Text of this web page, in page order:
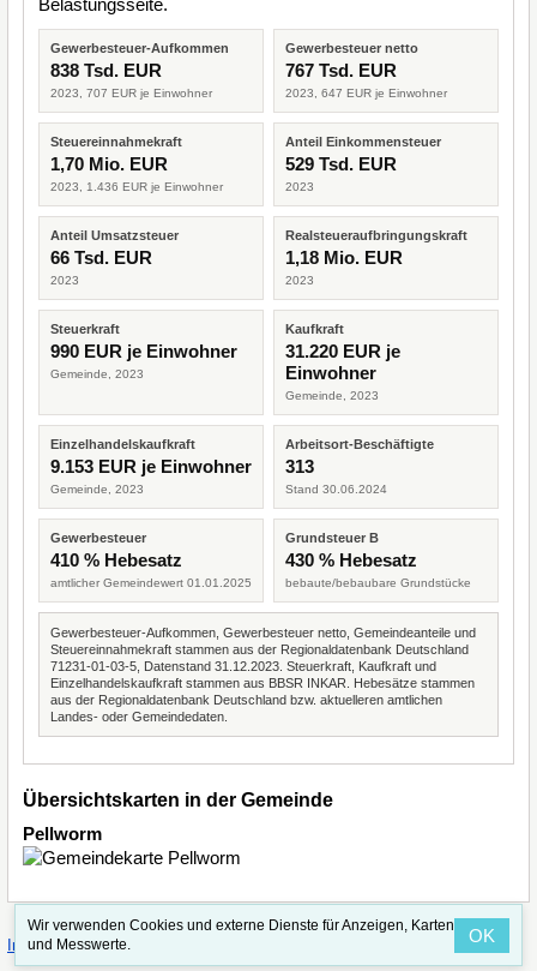
Belastungsseite.
Gewerbesteuer-Aufkommen
838 Tsd. EUR
2023, 707 EUR je Einwohner
Gewerbesteuer netto
767 Tsd. EUR
2023, 647 EUR je Einwohner
Steuereinnahmekraft
1,70 Mio. EUR
2023, 1.436 EUR je Einwohner
Anteil Einkommensteuer
529 Tsd. EUR
2023
Anteil Umsatzsteuer
66 Tsd. EUR
2023
Realsteueraufbringungskraft
1,18 Mio. EUR
2023
Steuerkraft
990 EUR je Einwohner
Gemeinde, 2023
Kaufkraft
31.220 EUR je
Einwohner
Gemeinde, 2023
Einzelhandelskaufkraft
9.153 EUR je Einwohner
Gemeinde, 2023
Arbeitsort-Beschäftigte
313
Stand 30.06.2024
Gewerbesteuer
410 % Hebesatz
amtlicher Gemeindewert 01.01.2025
Grundsteuer B
430 % Hebesatz
bebaute/bebaubare Grundstücke
Gewerbesteuer-Aufkommen, Gewerbesteuer netto, Gemeindeanteile und
Steuereinnahmekraft stammen aus der Regionaldatenbank Deutschland
71231-01-03-5, Datenstand 31.12.2023. Steuerkraft, Kaufkraft und
Einzelhandelskaufkraft stammen aus BBSR INKAR. Hebesätze stammen
aus der Regionaldatenbank Deutschland bzw. aktuelleren amtlichen
Landes- oder Gemeindedaten.
Übersichtskarten in der Gemeinde
Pellworm
Impressum·Straßenindex
Wir verwenden Cookies und externe Dienste für Anzeigen, Karten
und Messwerte.
OK